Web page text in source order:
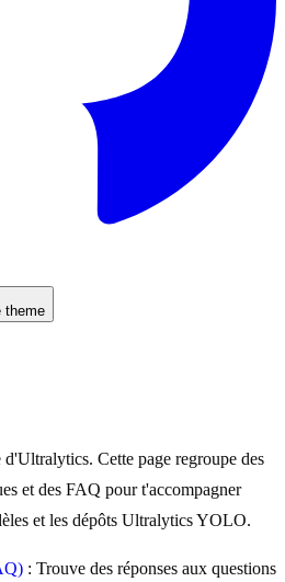
theme
Cette page regroupe des
et des FAQ pour t'accompagner
et les dépôts Ultralytics YOLO.
: Trouve des réponses aux questions